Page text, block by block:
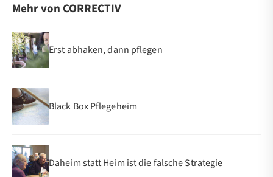
Mehr von CORRECTIV
Erst abhaken, dann pflegen
Black Box Pflegeheim
Daheim statt Heim ist die falsche Strategie